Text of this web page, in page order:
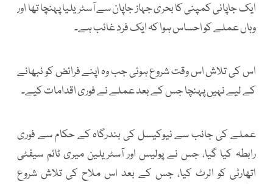
ایک جاپانی کمپنی کا بحری جہاز جاپان سے آسٹریلیا پہنچا تھا اور
وہاں عملے کو احساس ہوا کہ ایک فرد غائب ہے۔
اس کی تلاش اس وقت شروع ہوئی جب وہ اپنے فرائض کو نبھانے
کے لیے نہیں پہنچا جس کے بعد عملے نے فوری اقدامات کیے۔
عملے کی جانب سے نیوکیسل کی بندرگاہ کے حکام سے فوری
رابطہ کیا گیا، جس نے پولیس اور آسٹریلین میری ٹائم سیفٹی
اتھارٹی کو الرٹ کیا، جس کے بعد اس ملاح کی تلاش شروع